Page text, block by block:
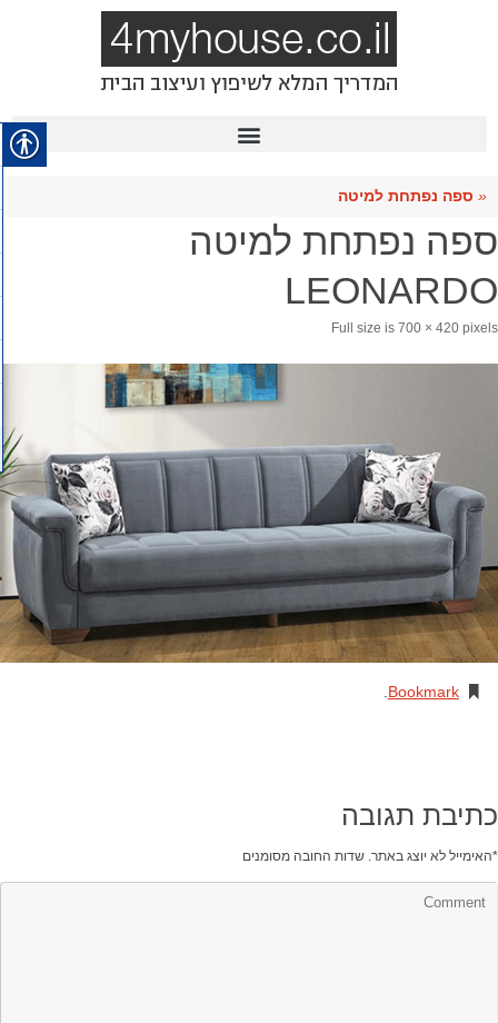
« ספה נפתחת למיטה
ספה נפתחת למיטה
LEONARDO
Full size is 700 × 420 pixels
Bookmark
.
כתיבת תגובה
האימייל לא יוצג באתר. שדות החובה מסומנים *